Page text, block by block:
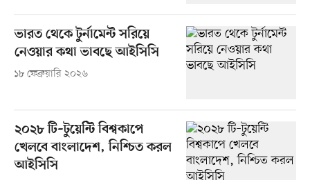
ভারত থেকে টুর্নামেন্ট সরিয়ে
নেওয়ার কথা ভাবছে আইসিসি
১৮ ফেব্রুয়ারি ২০২৬
২০২৮ টি–টুয়েন্টি বিশ্বকাপে
খেলবে বাংলাদেশ, নিশ্চিত করল
আইসিসি